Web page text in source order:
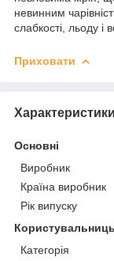
невинним
слабкості, льоду і
Приховати
Характеристики
Основні
Виробник
Країна виробник
Рік випуску
Категорія